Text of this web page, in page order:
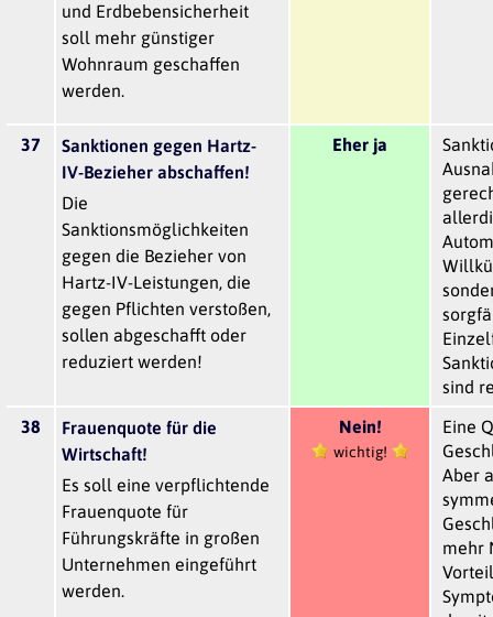
und Erdbebensicherheit
soll mehr günstiger
Wohnraum geschaffen
werden.
37
Sanktionen gegen Hartz-
IV-Bezieher abschaffen!
Die
Sanktionsmöglichkeiten
gegen die Bezieher von
Hartz-IV-Leistungen, die
gegen Pflichten verstoßen,
sollen abgeschafft oder
reduziert werden!
Eher ja
sind
38
Frauenquote für die
Wirtschaft!
Es soll eine verpflichtende
Frauenquote für
Führungskräfte in großen
Unternehmen eingeführt
werden.
Nein!
wichtig!
Eine
Aber
mehr